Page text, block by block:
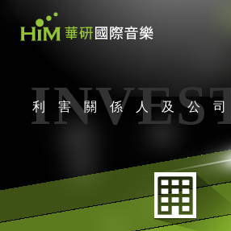
利害關係人及公